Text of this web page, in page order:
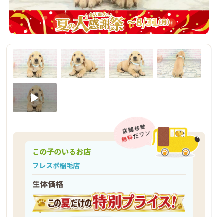
この子のいるお店
フレスポ稲毛店
生体価格